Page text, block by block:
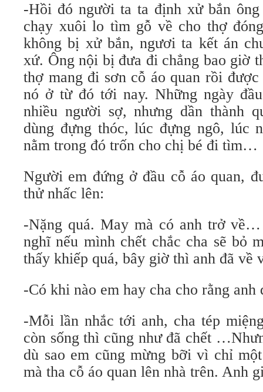
-Hồi đó người ta ta định xử bắn
chạy xuôi lo tìm gỗ về cho thợ
không bị xử bắn, ngươi ta kết án
xứ. Ông nội bị đưa đi chẳng bao giờ
thợ mang đi sơn cỗ áo quan rồi được
nó ở từ đó tới nay. Những ngày
nhiều người sợ, nhưng dần thành
dùng đựng thóc, lúc đựng ngô, lúc
nằm trong đó trốn cho chị bé đi tìm…
Người em đứng ở đầu cỗ áo quan,
thử nhấc lên:
-Nặng quá. May mà có anh trở
nghĩ nếu mình chết chắc cha sẽ bỏ
thấy khiếp quá, bây giờ thì anh đã về
-Có khi nào em hay cha cho rằng anh
-Mỗi lần nhắc tới anh, cha tép
còn sống thì cũng như đã chết
dù sao em cũng mừng bỡi vì chỉ
mà tha cỗ áo quan lên nhà trên. Anh